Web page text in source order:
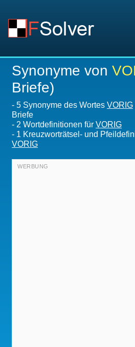
Synonyme von
Briefe)
- 5 Synonyme des Wortes VORIG
Briefe
- 2 Wortdefinitionen für VORIG
- 1 Kreuzworträtsel- und
VORIG